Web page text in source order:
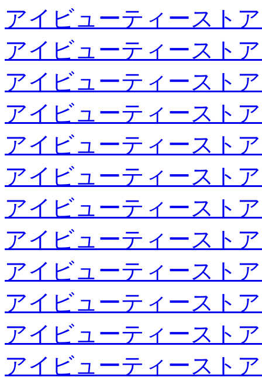
アイビューティースト
アイビューティースト
アイビューティースト
アイビューティースト
アイビューティースト
アイビューティースト
アイビューティースト
アイビューティースト
アイビューティースト
アイビューティースト
アイビューティースト
アイビューティースト